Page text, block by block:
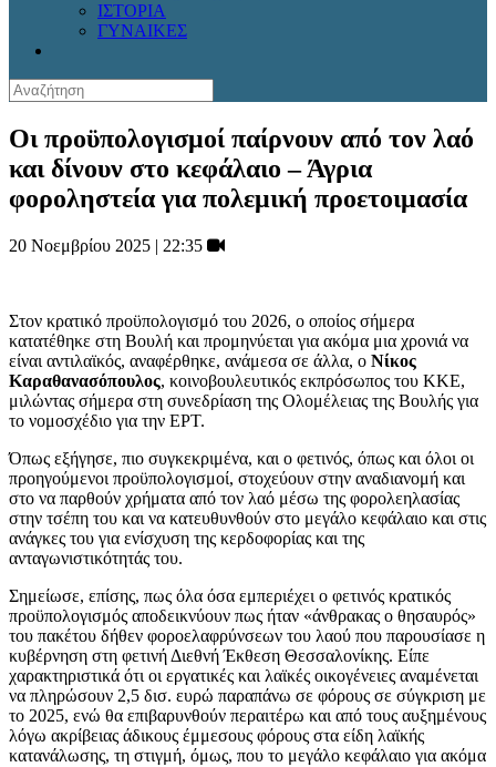
ΙΣΤΟΡΙΑ
ΓΥΝΑΙΚΕΣ
Οι προϋπολογισμοί παίρνουν από τον λαό
και δίνουν στο κεφάλαιο – Άγρια
φοροληστεία για πολεμική προετοιμασία
20 Νοεμβρίου 2025 | 22:35
Στον κρατικό προϋπολογισμό του 2026, ο οποίος σήμερα
κατατέθηκε στη Βουλή και προμηνύεται για ακόμα μια χρονιά να
είναι αντιλαϊκός, αναφέρθηκε, ανάμεσα σε άλλα, ο Νίκος
Καραθανασόπουλος, κοινοβουλευτικός εκπρόσωπος του ΚΚΕ,
μιλώντας σήμερα στη συνεδρίαση της Ολομέλειας της Βουλής για
το νομοσχέδιο για την ΕΡΤ.
Όπως εξήγησε, πιο συγκεκριμένα, και ο φετινός, όπως και όλοι οι
προηγούμενοι προϋπολογισμοί, στοχεύουν στην αναδιανομή και
στο να παρθούν χρήματα από τον λαό μέσω της φορολεηλασίας
στην τσέπη του και να κατευθυνθούν στο μεγάλο κεφάλαιο και στις
ανάγκες του για ενίσχυση της κερδοφορίας και της
ανταγωνιστικότητάς του.
Σημείωσε, επίσης, πως όλα όσα εμπεριέχει ο φετινός κρατικός
προϋπολογισμός αποδεικνύουν πως ήταν «άνθρακας ο θησαυρός»
του πακέτου δήθεν φοροελαφρύνσεων του λαού που παρουσίασε η
κυβέρνηση στη φετινή Διεθνή Έκθεση Θεσσαλονίκης. Είπε
χαρακτηριστικά ότι οι εργατικές και λαϊκές οικογένειες αναμένεται
να πληρώσουν 2,5 δισ. ευρώ παραπάνω σε φόρους σε σύγκριση με
το 2025, ενώ θα επιβαρυνθούν περαιτέρω και από τους αυξημένους
λόγω ακρίβειας άδικους έμμεσους φόρους στα είδη λαϊκής
κατανάλωσης, τη στιγμή, όμως, που το μεγάλο κεφάλαιο για ακόμα